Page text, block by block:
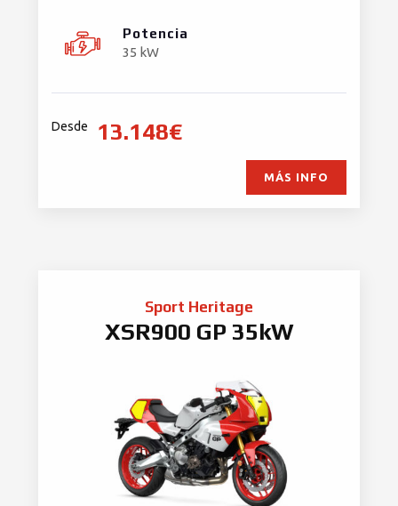
Potencia
35 kW
Desde 13.148€
MÁS INFO
Sport Heritage
XSR900 GP 35kW